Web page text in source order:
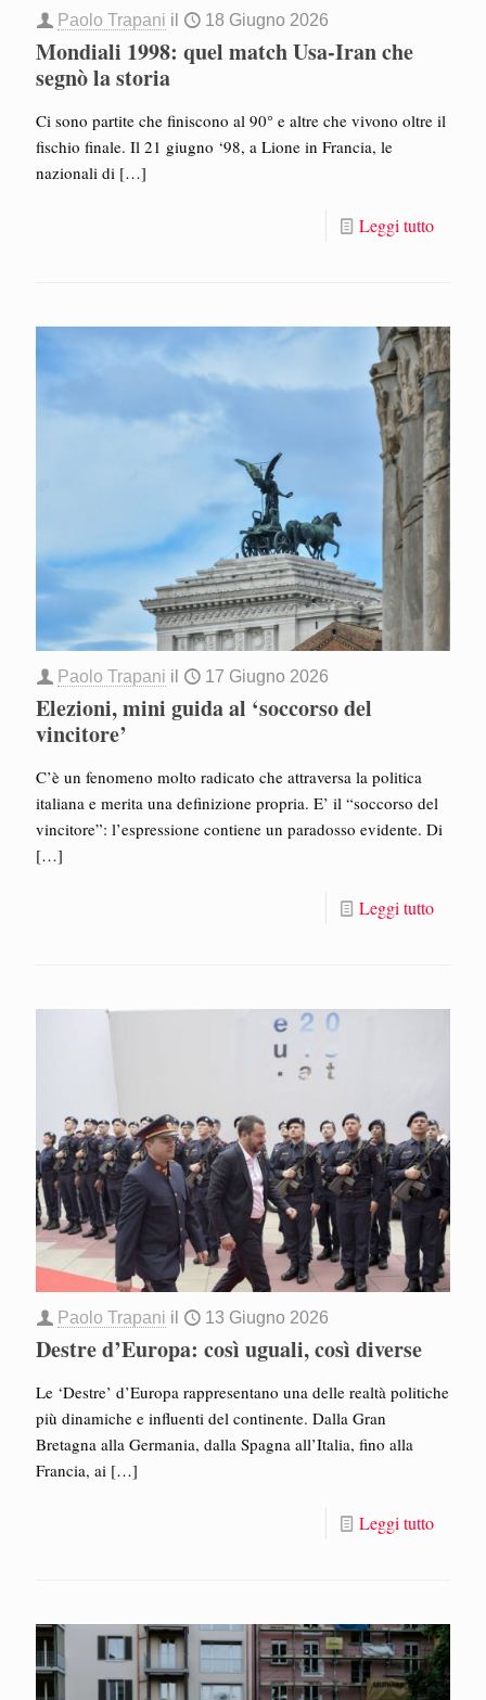
Paolo Trapani il 18 Giugno 2026
Mondiali 1998: quel match Usa-Iran che
segnò la storia
Ci sono partite che finiscono al 90° e altre che vivono oltre il
fischio finale. Il 21 giugno ‘98, a Lione in Francia, le
nazionali di […]
Leggi tutto
Paolo Trapani il 17 Giugno 2026
Elezioni, mini guida al ‘soccorso del
vincitore’
C’è un fenomeno molto radicato che attraversa la politica
italiana e merita una definizione propria. E’ il “soccorso del
vincitore”: l’espressione contiene un paradosso evidente. Di
[…]
Leggi tutto
Paolo Trapani il 13 Giugno 2026
Destre d’Europa: così uguali, così diverse
Le ‘Destre’ d’Europa rappresentano una delle realtà politiche
più dinamiche e influenti del continente. Dalla Gran
Bretagna alla Germania, dalla Spagna all’Italia, fino alla
Francia, ai […]
Leggi tutto